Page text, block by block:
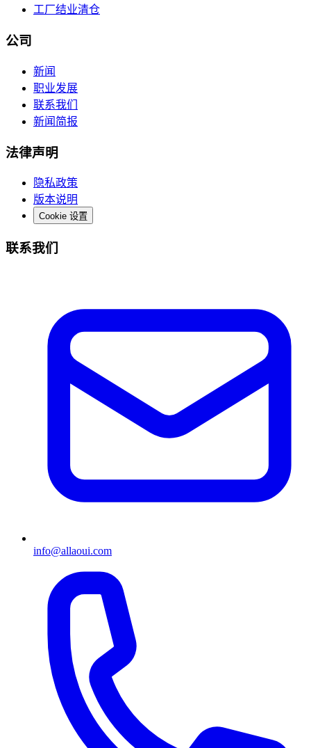
工厂结业清仓
公司
新闻
职业发展
联系我们
新闻简报
法律声明
隐私政策
版本说明
Cookie 设置
联系我们
info@allaoui.com